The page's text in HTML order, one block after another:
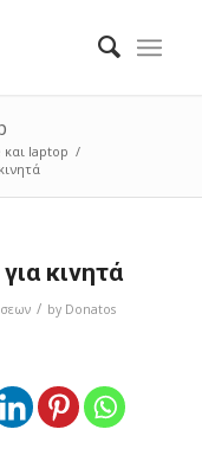
laptop /
κινητά
/ by Donatos